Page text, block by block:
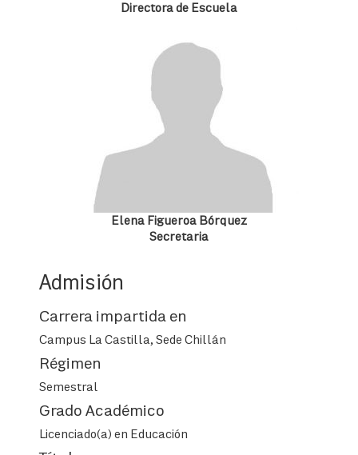
Directora de Escuela
Elena Figueroa Bórquez
Secretaria
Admisión
Carrera impartida en
Campus La Castilla, Sede Chillán
Régimen
Semestral
Grado Académico
Licenciado(a) en Educación